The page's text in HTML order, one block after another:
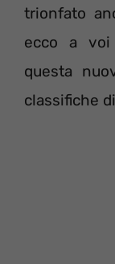
trionfato
ecco a voi
questa
classifiche